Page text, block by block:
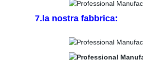
7.la nostra fabbrica: